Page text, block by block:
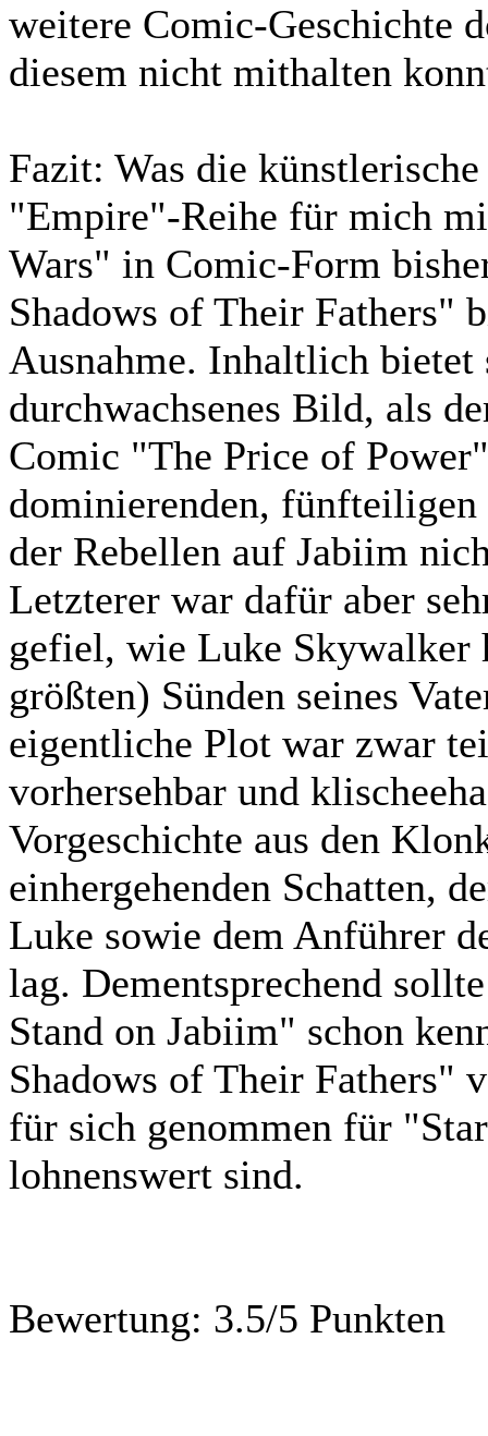
weitere Comic-Geschichte
diesem nicht mithalten
Fazit: Was die
"Empire"-Reihe für mich
Wars" in Comic-Form
Shadows of Their Fathers"
Ausnahme. Inhaltlich bietet
durchwachsenes Bild, als
Comic "The Price of
dominierenden, fünfteiligen
der Rebellen auf Jabiim
Letzterer war dafür aber
gefiel, wie Luke
größten) Sünden seines
eigentliche Plot war zwar
vorhersehbar und
Vorgeschichte aus den
einhergehenden Schatten,
Luke sowie dem Anführer
lag. Dementsprechend
Stand on Jabiim" schon
Shadows of Their Fathers"
für sich genommen für
lohnenswert sind.
Bewertung: 3.5/5 Punkten